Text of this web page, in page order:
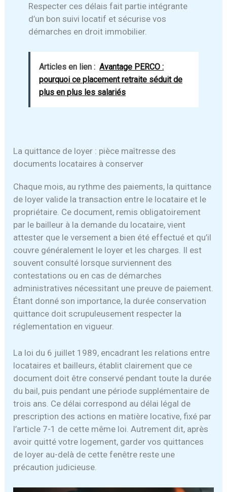
Respecter ces délais fait partie intégrante
d’un bon suivi locatif et sécurise vos
démarches en droit immobilier.
Articles en lien : Avantage PERCO :
pourquoi ce placement retraite séduit de
plus en plus les salariés
La quittance de loyer : pièce maîtresse des
documents locataires à conserver
Chaque mois, au rythme des paiements, la quittance
de loyer valide la transaction entre le locataire et le
propriétaire. Ce document, remis obligatoirement
par le bailleur à la demande du locataire, vient
attester que le versement a bien été effectué et qu’il
couvre généralement le loyer et les charges. Il est
souvent consulté lorsque surviennent des
contestations ou en cas de démarches
administratives nécessitant une preuve de paiement.
Étant donné son importance, la durée conservation
quittance doit scrupuleusement respecter la
réglementation en vigueur.
La loi du 6 juillet 1989, encadrant les relations entre
locataires et bailleurs, établit clairement que ce
document doit être conservé pendant toute la durée
du bail, puis pendant une période supplémentaire de
trois ans. Ce délai correspond au délai légal de
prescription des actions en matière locative, fixé par
l’article 7-1 de cette même loi. Autrement dit, après
avoir quitté votre logement, garder vos quittances
de loyer au-delà de cette fenêtre reste une
précaution judicieuse.